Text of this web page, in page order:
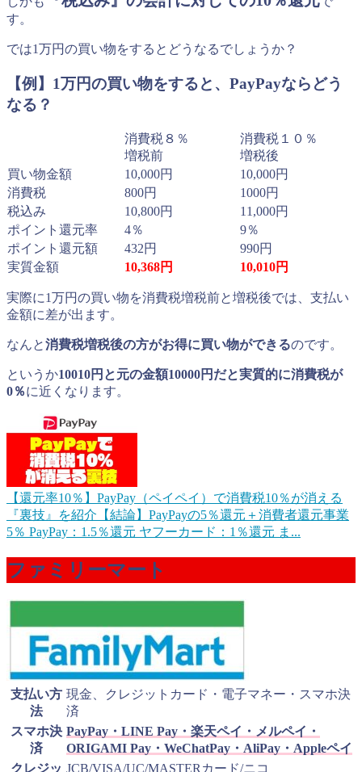
す。
では1万円の買い物をするとどうなるでしょうか？
【例】1万円の買い物をすると、PayPayならどう
なる？
消費税８％
増税前
消費税１０％
増税後
買い物金額
10,000円
10,000円
消費税
800円
1000円
税込み
10,800円
11,000円
ポイント還元率
4％
9％
ポイント還元額
432円
990円
実質金額
10,368円 10,010円
実際に1万円の買い物を消費税増税前と増税後では、支払い
金額に差が出ます。
なんと消費税増税後の方がお得に買い物ができるのです。
というか10010円と元の金額10000円だと実質的に消費税が
0％に近くなります。
【還元率10％】PayPay（ペイペイ）で消費税10％が消える
『裏技』を紹介 【結論】PayPayの5％還元＋消費者還元事業
5％ PayPay：1.5％還元 ヤフーカード：1％還元 ま...
ファミリーマート
支払い方
法
現金、クレジットカード・電子マネー・スマホ決
済
スマホ決
済
PayPay・LINE Pay・楽天ペイ・メルペイ・
ORIGAMI Pay・WeChatPay・AliPay・Appleペイ
クレジッ JCB/VISA/UC/MASTERカード/ニコ